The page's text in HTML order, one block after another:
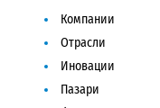
Компании
Отрасли
Иновации
Пазари